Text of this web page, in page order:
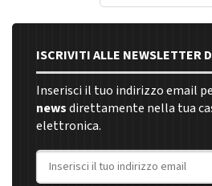
ISCRIVITI ALLE NEWSLETTER
Inserisci il tuo indirizzo email
newsdirettamente nella tua
elettronica.
Indirizzo email